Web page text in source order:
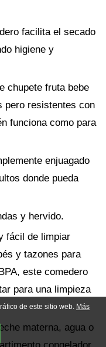
facilita el secado
higiene y
chupete fruta bebe
pero resistentes con
funciona como para
enjuagado
donde pueda
y hervido.
fácil de limpiar
y tazones para
este comedero
para una limpieza
materna, agua o
de este sitio web. Más